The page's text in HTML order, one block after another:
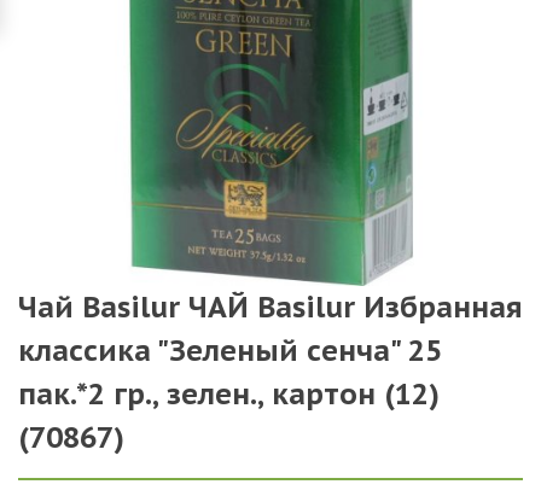
Чай Basilur ЧАЙ Basilur Избранная
классика "Зеленый сенча" 25
пак.*2 гр., зелен., картон (12)
(70867)